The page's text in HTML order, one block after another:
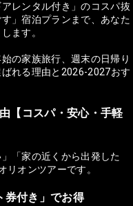
レンタル付き」のコスパ抜
」宿泊プランまで、あなた
ます。
の家族旅行、週末の日帰り
れる理由と2026-2027おす
【コスパ・安心・手軽
「家の近くから出発した
オンツアーです。
券付き」でお得